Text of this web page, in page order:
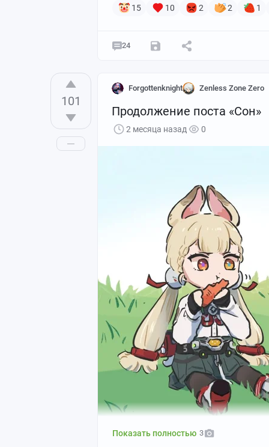
15 10 2 2 1
24
101
Forgottenknight Zenless Zone Zero
Продолжение поста «Сон»
2 месяца назад 0
Показать полностью 3